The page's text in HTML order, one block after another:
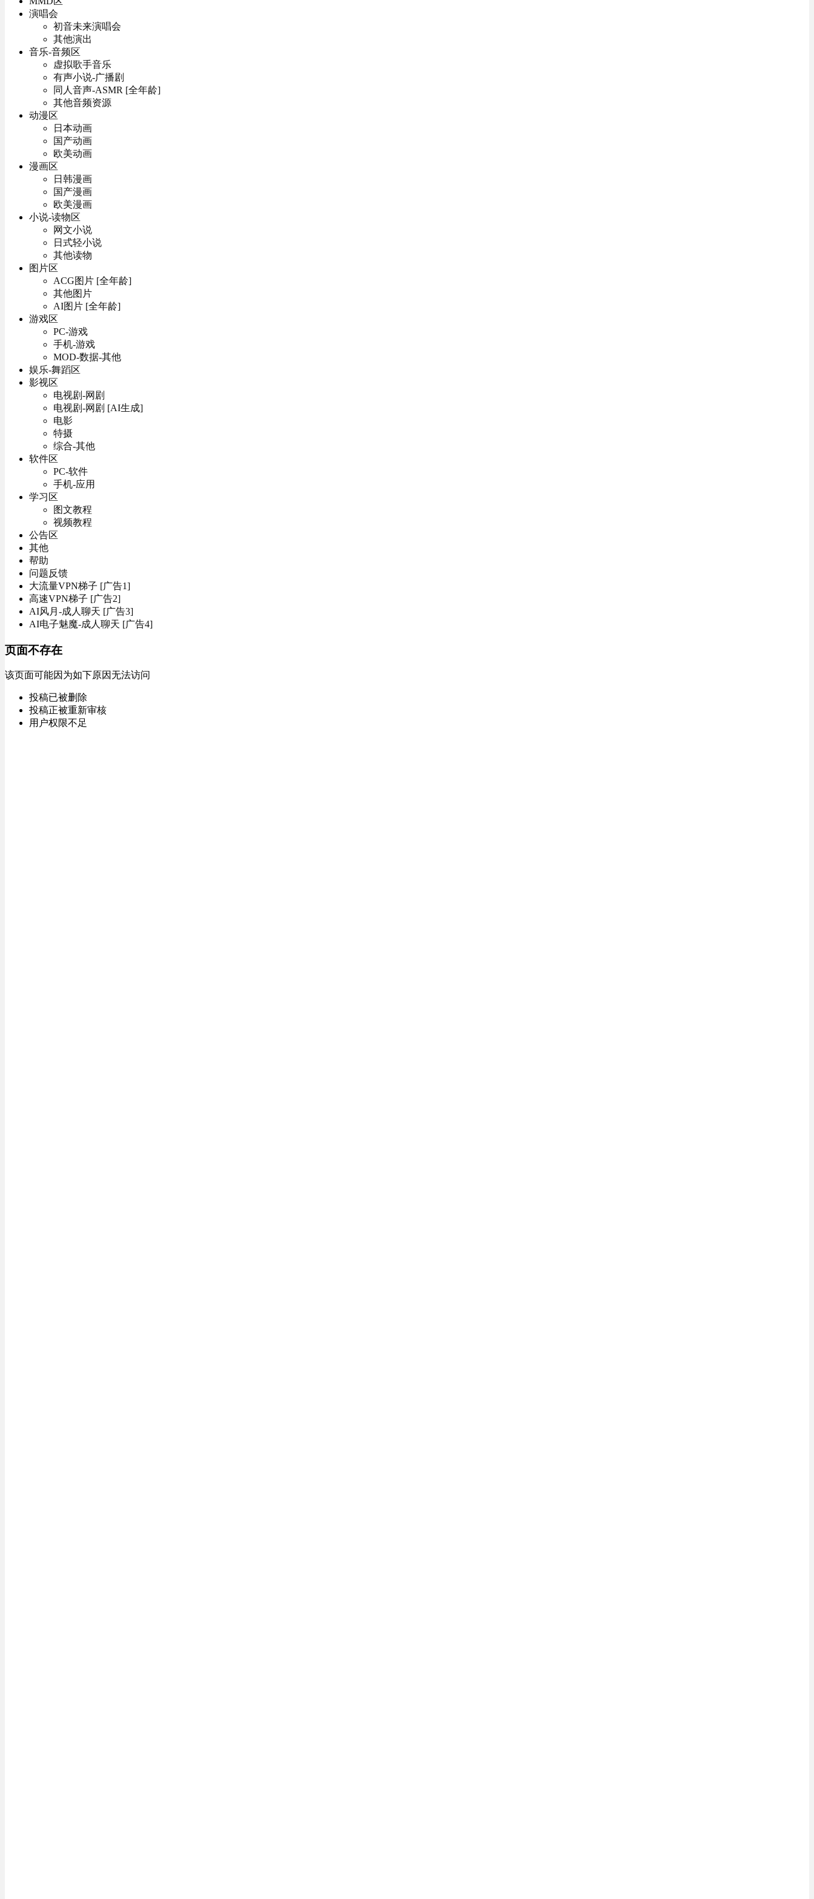
演唱会
初音未来演唱会
其他演出
音乐-音频区
虚拟歌手音乐
有声小说-广播剧
同人音声-ASMR [全年龄]
其他音频资源
动漫区
日本动画
国产动画
欧美动画
漫画区
日韩漫画
国产漫画
欧美漫画
小说-读物区
网文小说
日式轻小说
其他读物
图片区
ACG图片 [全年龄]
其他图片
AI图片 [全年龄]
游戏区
PC-游戏
手机-游戏
MOD-数据-其他
娱乐-舞蹈区
影视区
电视剧-网剧
电视剧-网剧 [AI生成]
电影
特摄
综合-其他
软件区
PC-软件
手机-应用
学习区
图文教程
视频教程
公告区
其他
帮助
问题反馈
大流量VPN梯子 [广告1]
高速VPN梯子 [广告2]
AI风月-成人聊天 [广告3]
AI电子魅魔-成人聊天 [广告4]
页面不存在
该页面可能因为如下原因无法访问
投稿已被删除
投稿正被重新审核
用户权限不足